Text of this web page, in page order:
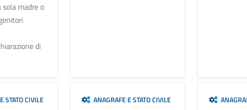
sola madre o
di
STATO CIVILE ANAGRAFE E STATO CIVILE